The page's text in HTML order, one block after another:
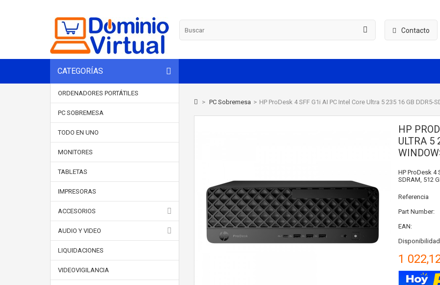
Contacto
CATEGORÍAS
ORDENADORES PORTÁTILES
PC SOBREMESA
TODO EN UNO
MONITORES
TABLETAS
IMPRESORAS
ACCESORIOS
AUDIO Y VIDEO
LIQUIDACIONES
VIDEOVIGILANCIA
> PC Sobremesa > HP ProDesk 4 SFF G1i AI PC Intel Core Ultra 5 235 16 GB
HP
ULTRA 5
HP ProDesk 4
SDRAM, 512
Referencia
Part Number:
EAN:
1